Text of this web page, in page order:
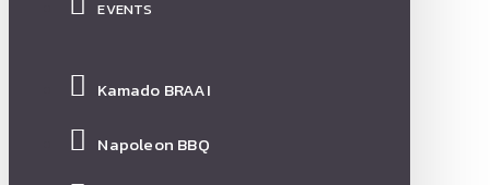
EVENTS
Kamado BRAAI
Napoleon BBQ